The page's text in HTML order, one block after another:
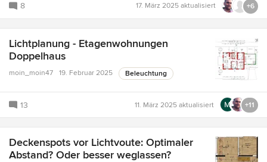
8 17. März 2025 aktualisiert +6
Lichtplanung - Etagenwohnungen
Doppelhaus
moin_moin47 19. Februar 2025 Beleuchtung
13 11. März 2025 aktualisiert +11
Deckenspots vor Lichtvoute: Optimaler
Abstand? Oder besser weglassen?